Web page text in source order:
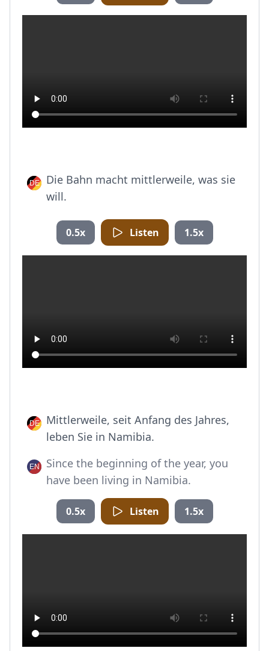
Die Bahn macht mittlerweile, was sie
will.
0.5x Listen 1.5x
Mittlerweile, seit Anfang des Jahres,
leben Sie in Namibia.
Since the beginning of the year, you
have been living in Namibia.
0.5x Listen 1.5x